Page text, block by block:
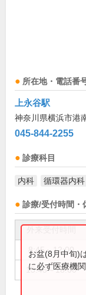
所在地・電話番
上永谷駅
神奈川県横浜市港
045-844-2255
診療科目
内科 循環器内科
診療/受付時間・
8:45～12:00
15:45～18:00
お盆(8月中旬)
に必ず医療機